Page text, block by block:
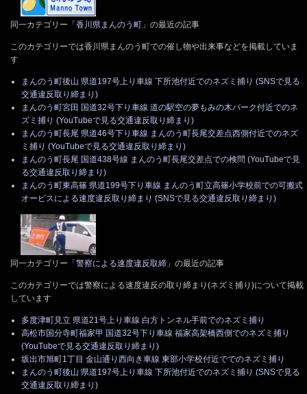
同一カテゴリー「 香川県まんのう町 」の最近の記事
このカテゴリーでは香川県まんのう町での催し物や出来事などを掲載していま
す
まんのう町後山 県道197号上り車線 下所池付近でのネズミ捕り (SNSで見る
交通違反取り締まり)
まんのう町宮田 国道32号下り車線 道の駅空の夢もみの木パーク付近でのネ
ズミ捕り (YouTubeで見る交通違反取り締まり)
まんのう町長尾 県道46号下り車線 まんのう町長尾交差点西側付近でのネズ
ミ捕り (YouTubeで見る交通違反取り締まり)
まんのう町長尾 国道438号線 まんのう町長尾交差点での検問 (YouTubeで見
る交通違反取り締まり)
まんのう町東高篠 県道199号下り車線 まんのう町立高篠小学校前での可搬式
オービスによる速度違反取り締まり (SNSで見る交通違反取り締まり)
同一カテゴリー「 警察による速度違反取締 」の最近の記事
このカテゴリーでは警察による速度違反の取り締まり(ネズミ捕り)について掲載
しています
多度津町見立 県道21号上り車線 白方トンネル手前でのネズミ捕り
高松市国分寺町福家甲 国道32号下り車線 福家高架橋西側でのネズミ捕り
(YouTubeで見る交通違反取り締まり)
坂出市旭町1丁目 金山通り西向き車線 東部小学校付近ででのネズミ捕り
まんのう町後山 県道197号上り車線 下所池付近でのネズミ捕り (SNSで見る
交通違反取り締まり)